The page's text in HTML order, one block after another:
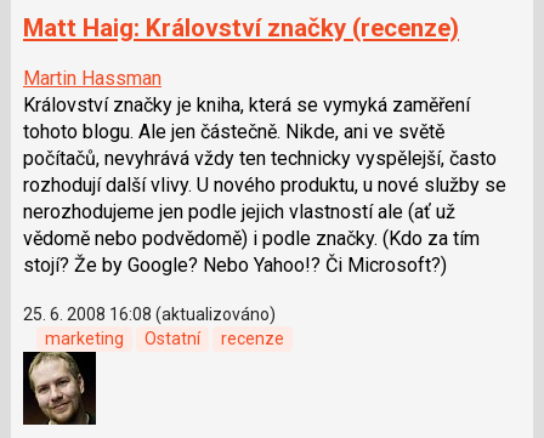
Matt Haig: Království značky (recenze)
Martin Hassman
Království značky je kniha, která se vymyká zaměření
tohoto blogu. Ale jen částečně. Nikde, ani ve světě
počítačů, nevyhrává vždy ten technicky vyspělejší, často
rozhodují další vlivy. U nového produktu, u nové služby se
nerozhodujeme jen podle jejich vlastností ale (ať už
vědomě nebo podvědomě) i podle značky. (Kdo za tím
stojí? Že by Google? Nebo Yahoo!? Či Microsoft?)
25. 6. 2008 16:08 (aktualizováno)
marketing
Ostatní recenze